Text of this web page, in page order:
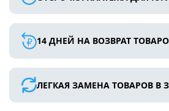
14 ДНЕЙ НА ВОЗВРАТ
ЛЕГКАЯ ЗАМЕНА ТОВАРОВ В